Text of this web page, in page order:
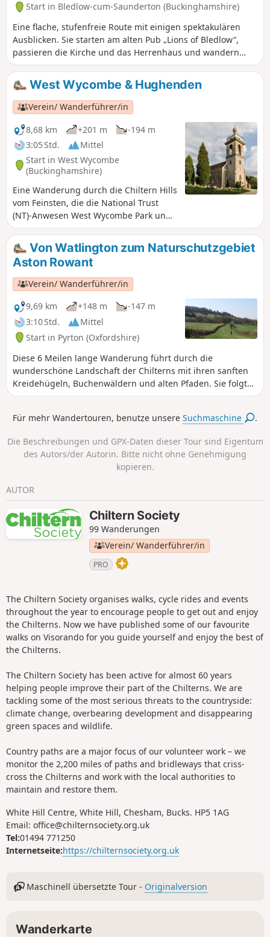
Start in Bledlow-cum-Saunderton (Buckinghamshire)
Eine flache, stufenfreie Route mit einigen spektakulären
Ausblicken. Sie starten am alten Pub „Lions of Bledlow”,
passieren die Kirche und das Herrenhaus und wandern
dann auf Landstraßen und Wegen. Auf dem Rückweg nach
Bledlow können Sie den Lyde Garden besuchen.
West Wycombe & Hughenden
Verein/ Wanderführer/in
8,68 km
+201 m
-194 m
3:05 Std.
Mittel
Start in West Wycombe
(Buckinghamshire)
Eine Wanderung durch die Chiltern Hills
vom Feinsten, die die National Trust
(NT)-Anwesen West Wycombe Park und
Hughenden verbindet und einen
herrlichen Blick auf die Umgebung
bietet. Lassen Sie sich nicht von den
vielen Anstiegen abschrecken, diese
Wanderung ist die Mühe wert.
Von Watlington zum Naturschutzgebiet
Aston Rowant
Verein/ Wanderführer/in
9,69 km
+148 m
-147 m
3:10 Std.
Mittel
Start in Pyrton (Oxfordshire)
Diese 6 Meilen lange Wanderung führt durch die
wunderschöne Landschaft der Chilterns mit ihren sanften
Kreidehügeln, Buchenwäldern und alten Pfaden. Sie folgt
einem Abschnitt des Ridgeway National Trail und führt am
das hoch auf einem Hügel thront und einen weiten Blick
Watlington ist auf dem Rückweg einen Besuch wert.
Mittelschwere Wanderung auf unbefestigten Wegen und
Pfaden mit zwei langen steilen Anstiegen. Auf dieser
Wanderung gibt es zwei Zauntritte und 10 Tore.
Für mehr Wandertouren, benutze unsereSuchmaschine .
Die Beschreibungen und GPX-Daten dieser Tour sind Eigentum
des Autors/der Autorin. Bitte nicht ohne Genehmigung
kopieren.
AUTOR
Chiltern Society
99 Wanderungen
Verein/ Wanderführer/in
PRO
The Chiltern Society organises walks, cycle rides and events
throughout the year to encourage people to get out and enjoy
the Chilterns. Now we have published some of our favourite
walks on Visorando for you guide yourself and enjoy the best of
the Chilterns.
The Chiltern Society has been active for almost 60 years
helping people improve their part of the Chilterns. We are
tackling some of the most serious threats to the countryside:
climate change, overbearing development and disappearing
green spaces and wildlife.
Country paths are a major focus of our volunteer work – we
monitor the 2,200 miles of paths and bridleways that criss-
cross the Chilterns and work with the local authorities to
maintain and restore them.
White Hill Centre, White Hill, Chesham, Bucks. HP5 1AG
Email: office@chilternsociety.org.uk
Tel:01494 771250
Internetseite:https://chilternsociety.org.uk
Maschinell übersetzte Tour - Originalversion
Wanderkarte